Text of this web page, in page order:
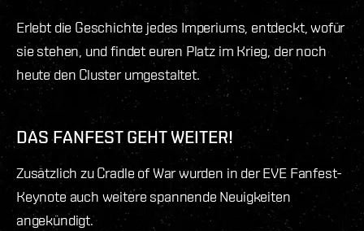
Erlebt die Geschichte jedes Imperiums, entdeckt, wofür
sie stehen, und findet euren Platz im Krieg, der noch
heute den Cluster umgestaltet.
DAS FANFEST GEHT WEITER!
Zusätzlich zu Cradle of War wurden in der EVE Fanfest-
Keynote auch weitere spannende Neuigkeiten
angekündigt.